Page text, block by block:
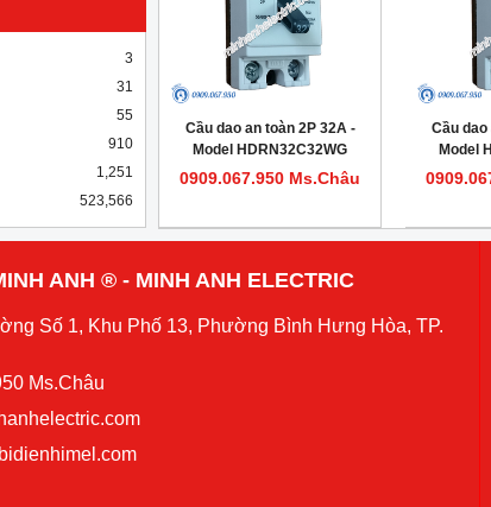
3
31
55
910
1,251
523,566
Cầu dao an toàn 2P 32A -
Model HDRN32C32WG
0909.067.950 Ms.Châu
Cầu dao
Model
ANH ® - MINH ANH ELECTRIC
Số 1, Khu Phố 13, Phường Bình Hưng Hòa, TP.
Ms.Châu